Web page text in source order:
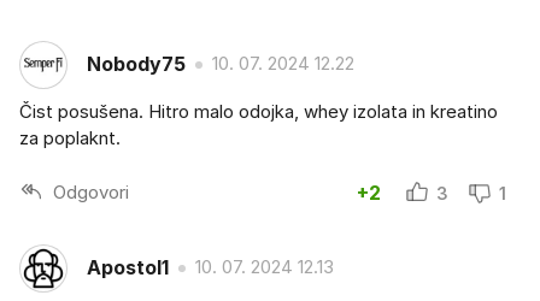
Nobody75 10. 07. 2024 12.22
Čist posušena. Hitro malo odojka, whey izolata in kreatino
za poplaknt.
Odgovori +2 3 1
Apostol1 10. 07. 2024 12.13